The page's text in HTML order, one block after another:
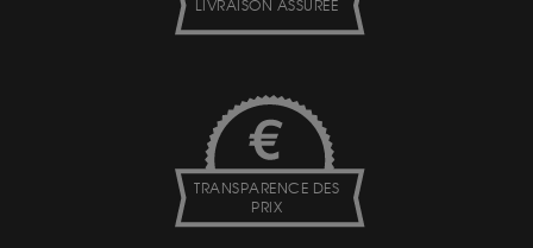
LIVRAISON ASSURÉE
TRANSPARENCE DES
PRIX